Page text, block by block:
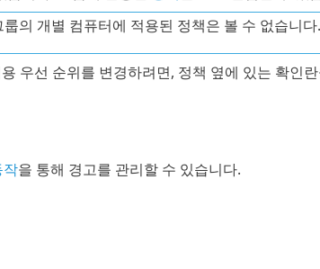
의 개별 컴퓨터에 적용된 정책은 볼 수 없습니다.
우선 순위를 변경하려면, 정책 옆에 있는 확인
작을 통해 경고를 관리할 수 있습니다.